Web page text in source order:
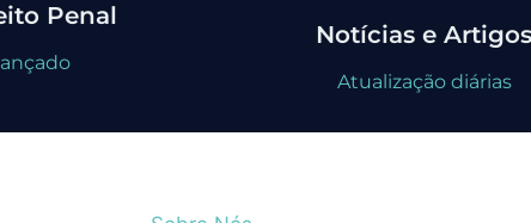
Penal
Notícias e
Atualização diárias